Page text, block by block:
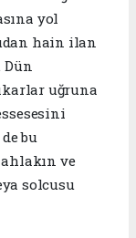
yol
hain ilan
Dün
uğruna
bu
ve
solcusu